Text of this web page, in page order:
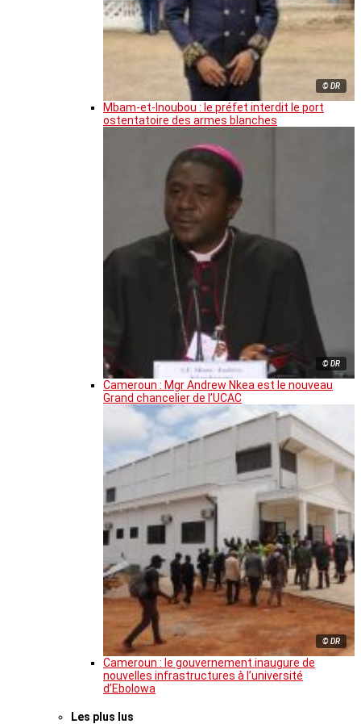
© DR
Mbam-et-Inoubou : le préfet interdit le port
ostentatoire des armes blanches
© DR
Cameroun : Mgr Andrew Nkea est le nouveau
Grand chancelier de l’UCAC
© DR
Cameroun : le gouvernement inaugure de
nouvelles infrastructures à l’université
d’Ebolowa
Les plus lus